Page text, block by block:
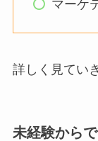
マーケ
詳しく見てい
未経験から